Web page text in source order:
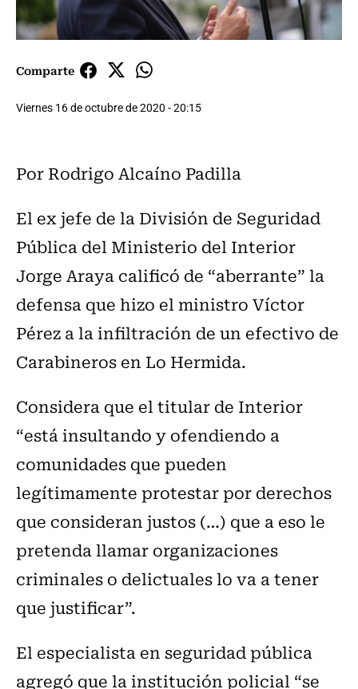
Comparte
Viernes 16 de octubre de 2020 - 20:15
Por Rodrigo Alcaíno Padilla
El ex jefe de la División de Seguridad
Pública del Ministerio del Interior
Jorge Araya calificó de “aberrante” la
defensa que hizo el ministro Víctor
Pérez a la infiltración de un efectivo de
Carabineros en Lo Hermida.
Considera que el titular de Interior
“está insultando y ofendiendo a
comunidades que pueden
legítimamente protestar por derechos
que consideran justos (…) que a eso le
pretenda llamar organizaciones
criminales o delictuales lo va a tener
que justificar”.
El especialista en seguridad pública
agregó que la institución policial “se